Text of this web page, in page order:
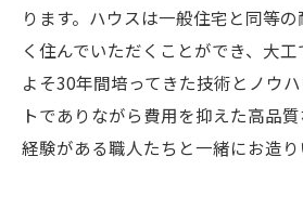
ります。ハウスは一般住宅と同等
く住んでいただくことができ、大
よそ30年間培ってきた技術とノウ
トでありながら費用を抑えた高品
経験がある職人たちと一緒にお造り